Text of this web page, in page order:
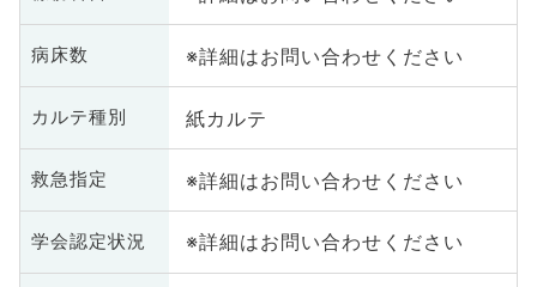
病床数 ※詳細はお問い合わせください
カルテ種別 紙カルテ
救急指定 ※詳細はお問い合わせください
学会認定状況 ※詳細はお問い合わせください